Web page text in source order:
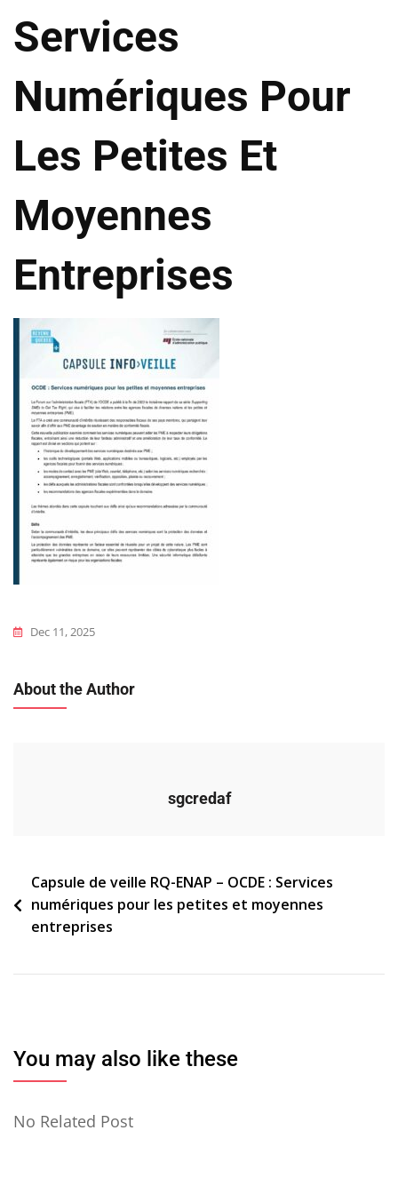
Services
Numériques Pour
Les Petites Et
Moyennes
Entreprises
Dec 11, 2025
About the Author
sgcredaf
Navigation
de
l’article
Capsule de veille RQ-ENAP – OCDE : Services
numériques pour les petites et moyennes
entreprises
You may also like these
No Related Post